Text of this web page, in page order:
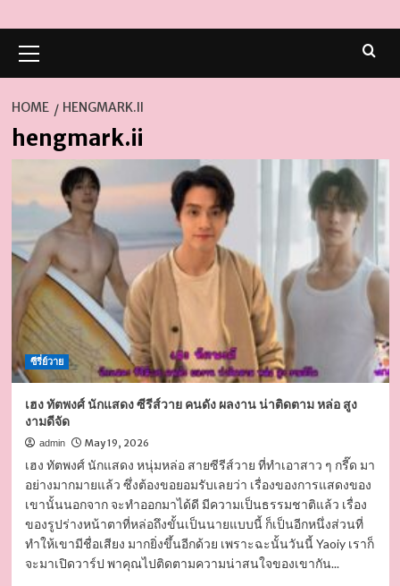
Menu
HOME HENGMARK.II
hengmark.ii
ซีรี่ย์วาย
เฮง ทัตพงศ์ นักแสดง ซีรีส์วาย คนดัง ผลงาน น่าติดตาม หล่อ สูง
งามดีจัด
admin May 19, 2026
เฮง ทัตพงศ์ นักแสดง หนุ่มหล่อ สายซีรีส์วาย ที่ทำเอาสาว ๆ กรี๊ด มา
อย่างมากมายแล้ว ซึ่งต้องขอยอมรับเลยว่า เรื่องของการแสดงของ
เขานั้นนอกจาก จะทำออกมาได้ดี มีความเป็นธรรมชาติแล้ว เรื่อง
ของรูปร่างหน้าตาที่หล่อถึงขั้นเป็นนายแบบนี้ ก็เป็นอีกหนึ่งส่วนที่
ทำให้เขามีชื่อเสียง มากยิ่งขึ้นอีกด้วย เพราะฉะนั้นวันนี้ Yaoiy เราก็
จะมาเปิดวาร์ป พาคุณไปติดตามความน่าสนใจของเขากัน...